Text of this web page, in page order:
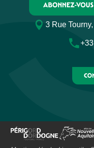
ABONNEZ-
3 Rue